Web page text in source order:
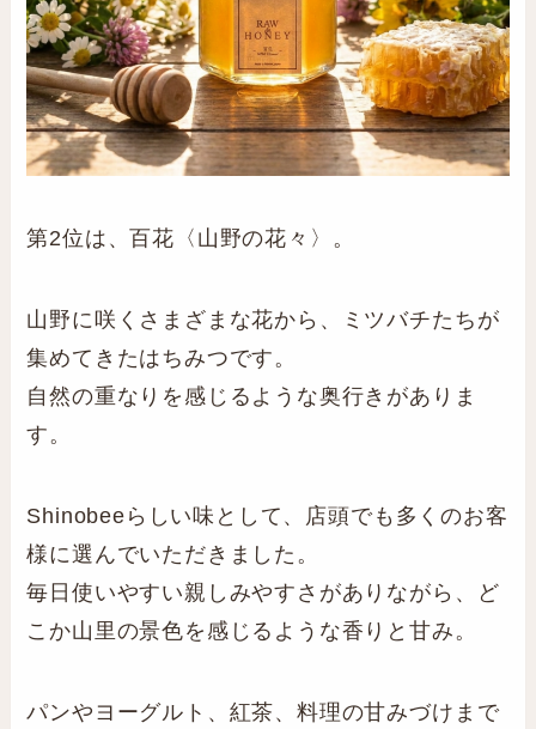
第2位は、百花〈山野の花々〉。
山野に咲くさまざまな花から、ミツバチたちが
集めてきたはちみつです。
自然の重なりを感じるような奥行きがありま
す。
Shinobeeらしい味として、店頭でも多くのお客
様に選んでいただきました。
毎日使いやすい親しみやすさがありながら、ど
こか山里の景色を感じるような香りと甘み。
パンやヨーグルト、紅茶、料理の甘みづけまで